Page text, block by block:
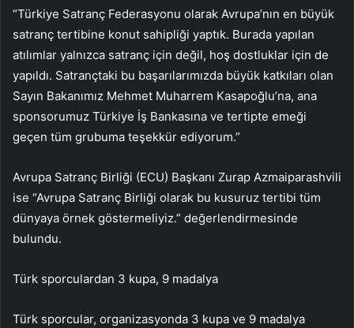
“Türkiye Satranç Federasyonu olarak Avrupa’nın en büyük
satranç tertibine konut sahipliği yaptık. Burada yapılan
atılımlar yalnızca satranç için değil, hoş dostluklar için de
yapıldı. Satrançtaki bu başarılarımızda büyük katkıları olan
Sayın Bakanımız Mehmet Muharrem Kasapoğlu’na, ana
sponsorumuz Türkiye İş Bankasına ve tertipte emeği
geçen tüm grubuma teşekkür ediyorum.”
Avrupa Satranç Birliği (ECU) Başkanı Zurap Azmaiparashvili
ise “Avrupa Satranç Birliği olarak bu kusuruz tertibi tüm
dünyaya örnek göstermeliyiz.” değerlendirmesinde
bulundu.
Türk sporculardan 3 kupa, 9 madalya
Türk sporcular, organizasyonda 3 kupa ve 9 madalya